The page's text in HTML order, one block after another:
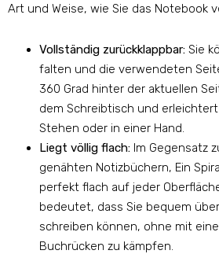
Art und Weise, wie Sie das Notebook
Vollständig zurückklappbar: Sie
falten und die verwendeten
360 Grad hinter der aktuellen
dem Schreibtisch und
Stehen oder in einer Hand.
Liegt völlig flach: Im Gegensatz
genähten Notizbüchern, Ein
perfekt flach auf jeder
bedeutet, dass Sie bequem
schreiben können, ohne mit
Buchrücken zu kämpfen.